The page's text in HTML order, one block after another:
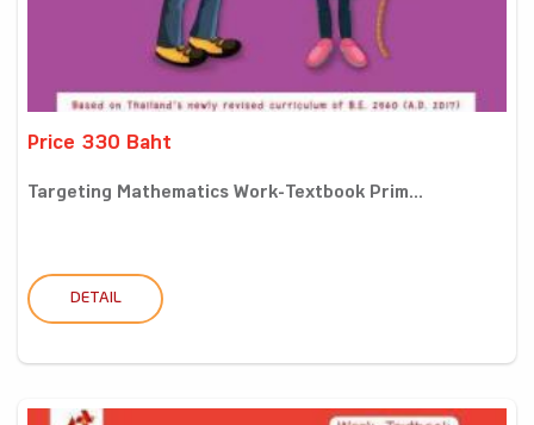
Price 330 Baht
Targeting Mathematics Work-Textbook Prim...
DETAIL